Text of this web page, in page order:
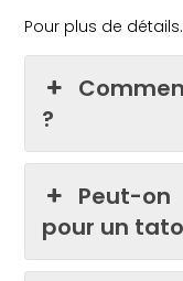
Pour plus de
?
Peut-
pour un